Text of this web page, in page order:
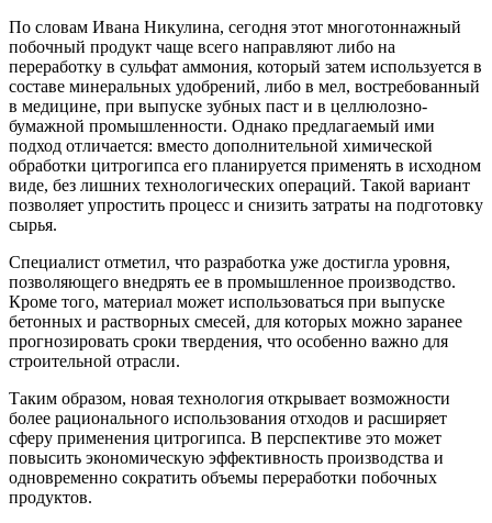
По словам Ивана Никулина, сегодня этот многотоннажный
побочный продукт чаще всего направляют либо на
переработку в сульфат аммония, который затем используется в
составе минеральных удобрений, либо в мел, востребованный
в медицине, при выпуске зубных паст и в целлюлозно-
бумажной промышленности. Однако предлагаемый ими
подход отличается: вместо дополнительной химической
обработки цитрогипса его планируется применять в исходном
виде, без лишних технологических операций. Такой вариант
позволяет упростить процесс и снизить затраты на подготовку
сырья.
Специалист отметил, что разработка уже достигла уровня,
позволяющего внедрять ее в промышленное производство.
Кроме того, материал может использоваться при выпуске
бетонных и растворных смесей, для которых можно заранее
прогнозировать сроки твердения, что особенно важно для
строительной отрасли.
Таким образом, новая технология открывает возможности
более рационального использования отходов и расширяет
сферу применения цитрогипса. В перспективе это может
повысить экономическую эффективность производства и
одновременно сократить объемы переработки побочных
продуктов.